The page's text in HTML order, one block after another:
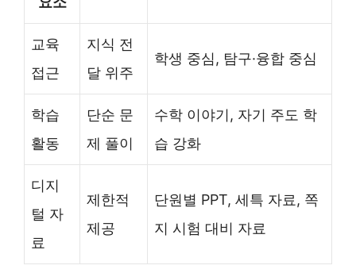
교육
접근
지식 전
달 위주
학생 중심, 탐구·융합 중심
학습
활동
단순 문
제 풀이
수학 이야기, 자기 주도 학
습 강화
디지
털 자
료
제한적
제공
단원별 PPT, 세특 자료, 쪽
지 시험 대비 자료